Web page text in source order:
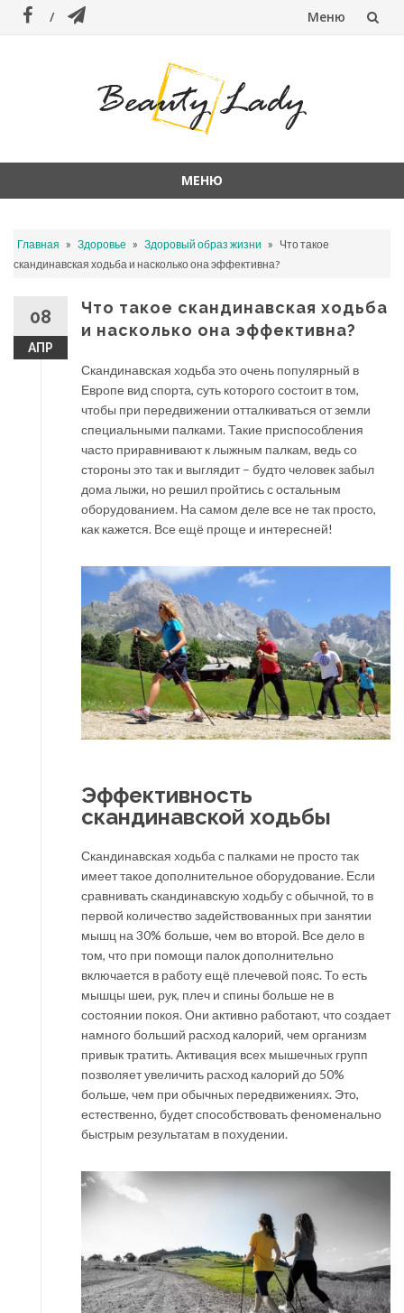
Меню
МЕНЮ
содержанию
Главная » Здоровье » Здоровый образ жизни » Что такое
скандинавская ходьба и насколько она эффективна?
08
АПР
Что такое скандинавская ходьба
и насколько она эффективна?
Скандинавская ходьба это очень популярный в
Европе вид спорта, суть которого состоит в том,
чтобы при передвижении отталкиваться от земли
специальными палками. Такие приспособления
часто приравнивают к лыжным палкам, ведь со
стороны это так и выглядит – будто человек забыл
дома лыжи, но решил пройтись с остальным
оборудованием. На самом деле все не так просто,
как кажется. Все ещё проще и интересней!
Эффективность
скандинавской ходьбы
Скандинавская ходьба с палками не просто так
имеет такое дополнительное оборудование. Если
сравнивать скандинавскую ходьбу с обычной, то в
первой количество задействованных при занятии
мышц на 30% больше, чем во второй. Все дело в
том, что при помощи палок дополнительно
включается в работу ещё плечевой пояс. То есть
мышцы шеи, рук, плеч и спины больше не в
состоянии покоя. Они активно работают, что создает
намного больший расход калорий, чем организм
привык тратить. Активация всех мышечных групп
позволяет увеличить расход калорий до 50%
больше, чем при обычных передвижениях. Это,
естественно, будет способствовать феноменально
быстрым результатам в похудении.